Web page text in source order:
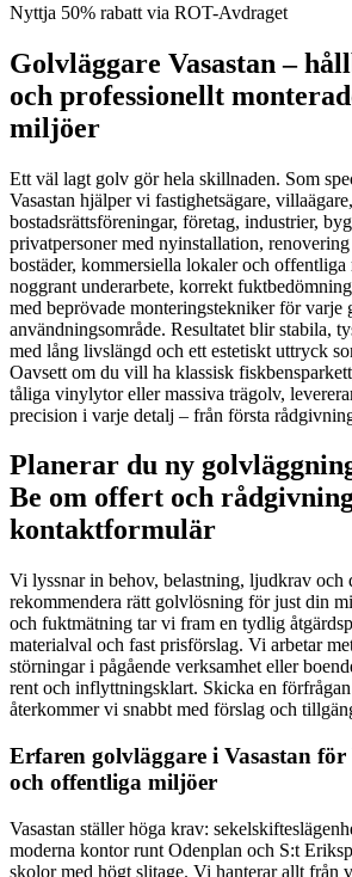
Nyttja 50% rabatt via ROT-Avdraget
Golvläggare Vasastan –
och professionellt
miljöer
Ett väl lagt golv gör hela skillnaden. Som
Vasastan hjälper vi fastighetsägare, villaägare,
bostadsrättsföreningar, företag, industrier,
privatpersoner med nyinstallation,
bostäder, kommersiella lokaler och
noggrant underarbete, korrekt
med beprövade monteringstekniker för varje
användningsområde. Resultatet blir stabila,
med lång livslängd och ett estetiskt uttryck
Oavsett om du vill ha klassisk
tåliga vinylytor eller massiva trägolv,
precision i varje detalj – från första
Planerar du ny
Be om offert och
kontaktformulär
Vi lyssnar in behov, belastning, ljudkrav och
rekommendera rätt golvlösning för just din
och fuktmätning tar vi fram en tydlig
materialval och fast prisförslag. Vi arbetar
störningar i pågående verksamhet eller
rent och inflyttningsklart. Skicka en
återkommer vi snabbt med förslag och
Erfaren golvläggare i Vasastan för
och offentliga miljöer
Vasastan ställer höga krav:
moderna kontor runt Odenplan och S:t
skolor med högt slitage. Vi hanterar allt från